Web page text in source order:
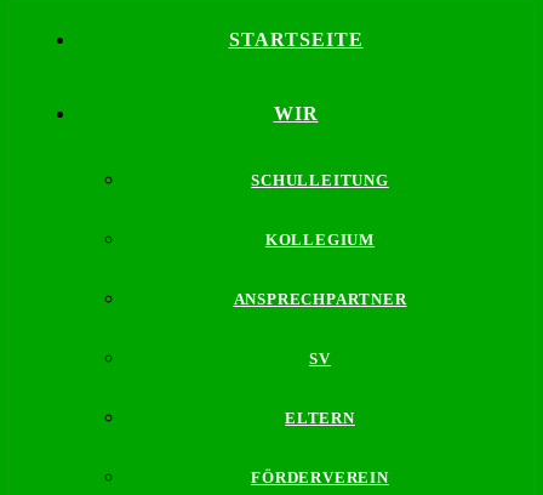
STARTSEITE
WIR
SCHULLEITUNG
KOLLEGIUM
ANSPRECHPARTNER
SV
ELTERN
FÖRDERVEREIN